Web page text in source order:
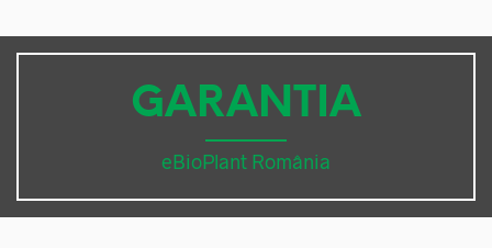
GARANTIA
eBioPlant România